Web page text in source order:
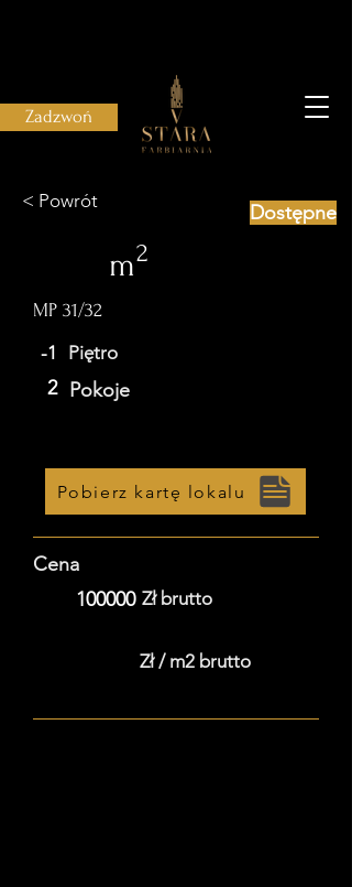
Zadzwoń
< Powrót
m
MP 31/32
-1 Piętro
2 Pokoje
Pobierz kartę lokalu
Cena
100000 Zł brutto
Zł / m2 brutto
Dostępne
2